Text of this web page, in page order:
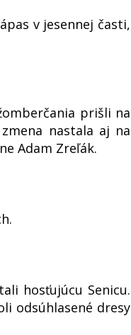
v jesennej časti,
prišli na
nastala aj na
Adam Zreľák.
hosťujúcu Senicu.
odsúhlasené dresy